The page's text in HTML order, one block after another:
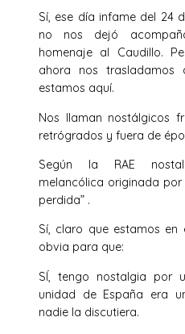
Sí, ese día infame del 24
no nos dejó
homenaje al Caudillo.
ahora nos
estamos aquí.
Nos llaman nostálgicos
retrógrados y fuera de
Según la RAE
melancólica originada
perdida” .
Sí, claro que estamos
obvia para que:
SÍ, tengo nostalgia por
unidad de España era
nadie la discutiera.